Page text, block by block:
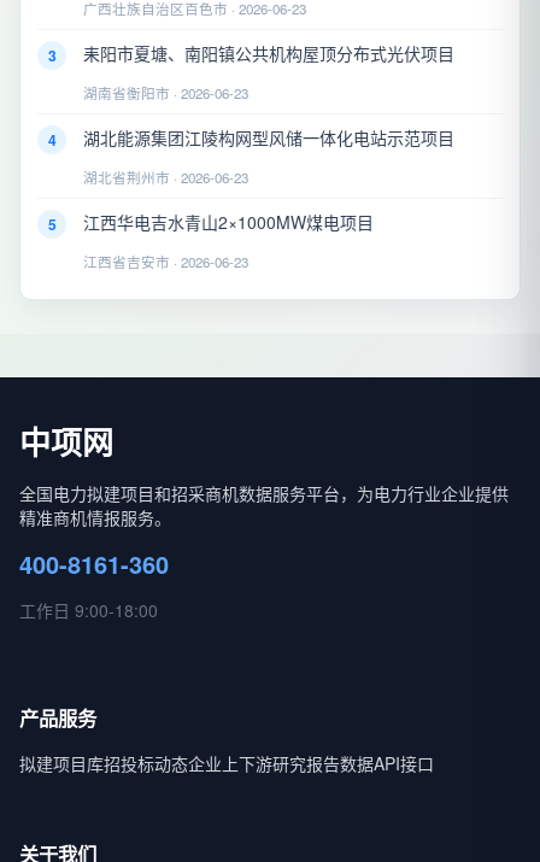
广西壮族自治区百色市 · 2026-06-23
3 耒阳市夏塘、南阳镇公共机构屋顶分布式光伏项目
湖南省衡阳市 · 2026-06-23
4 湖北能源集团江陵构网型风储一体化电站示范项目
湖北省荆州市 · 2026-06-23
5 江西华电吉水青山2×1000MW煤电项目
江西省吉安市 · 2026-06-23
中项网
全国电力拟建项目和招采商机数据服务平台，为电力行业企业提供
精准商机情报服务。
400-8161-360
工作日 9:00-18:00
产品服务
拟建项目库招投标动态企业上下游研究报告数据API接口
关于我们